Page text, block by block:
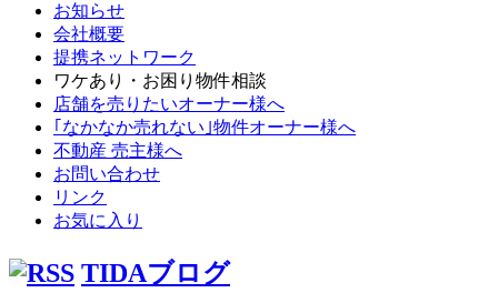
お知らせ
会社概要
提携ネットワーク
ワケあり・お困り物件相談
店舗を売りたいオーナー様へ
｢なかなか売れない｣物件オーナー様へ
不動産 売主様へ
お問い合わせ
リンク
お気に入り
TIDAブログ